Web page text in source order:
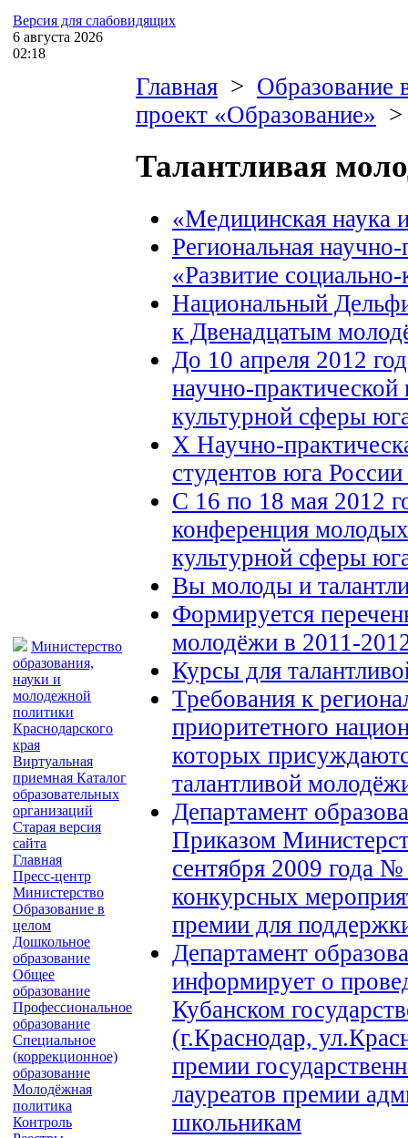
Версия для слабовидящих
6 августа 2026
02:18
Министерство
образования,
науки и
молодежной
политики
Краснодарского
края
Виртуальная
приемная Каталог
образовательных
организаций
Старая версия
сайта
Главная
Пресс-центр
Министерство
Образование в
целом
Дошкольное
образование
Общее
образование
Профессиональное
образование
Специальное
(коррекционное)
образование
Молодёжная
политика
Контроль
Главная > Образование
проект «Образование»
Талантливая
«Медицинская наука
Региональная
«Развитие
Национальный
к Двенадцатым
До 10 апреля 2012
научно-
культурной сферы
X Научно-
студентов юга
С 16 по 18 мая 2012
конференция
культурной сферы
Вы молоды и
Формируется
молодёжи в 2011-
Курсы для
Требования к
приоритетного
которых
талантливой
Департамент
Приказом
сентября 2009 года
конкурсных
премии для
Департамент
информирует о
Кубанском
(г.Краснодар,
премии
лауреатов премии
школьникам